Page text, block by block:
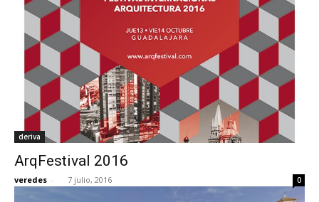
deriva
ArqFestival 2016
veredes - 7 julio, 2016 0